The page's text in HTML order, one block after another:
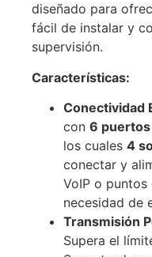
diseñado para
fácil de instalar y
supervisión.
Características:
Conectividad
con 6
los cuales 4
conectar y
VoIP o
necesidad de
Transmisión
Supera el